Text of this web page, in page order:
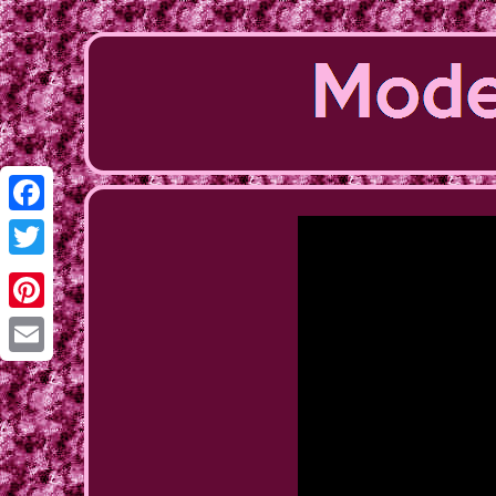
Facebook
Twitter
Pinterest
Email